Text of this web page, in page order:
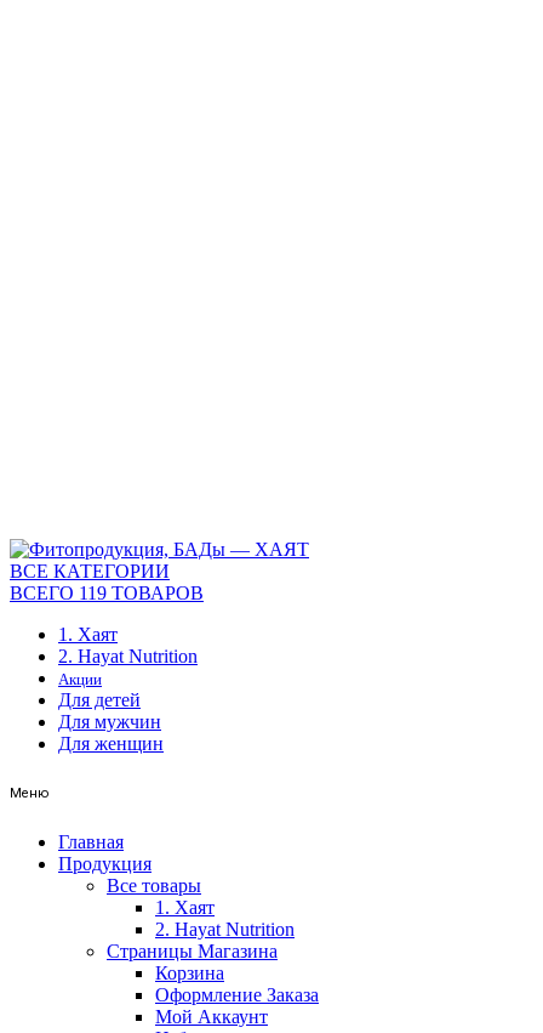
ВСЕ КАТЕГОРИИ
ВСЕГО 119 ТОВАРОВ
1. Хаят
2. Hayat Nutrition
Акции
Для детей
Для мужчин
Для женщин
Меню
Главная
Продукция
Все товары
1. Хаят
2. Hayat Nutrition
Страницы Магазина
Корзина
Оформление Заказа
Мой Аккаунт